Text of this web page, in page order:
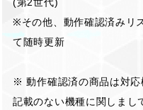
※その他、動作確認済みリ
て随時更新
※ 動作確認済の商品は対応
記載のない機種に関しまし